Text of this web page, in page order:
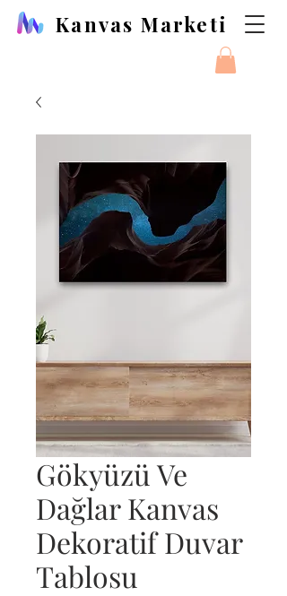
Kanvas Marketi
Gökyüzü Ve
Dağlar Kanvas
Dekoratif Duvar
Tablosu